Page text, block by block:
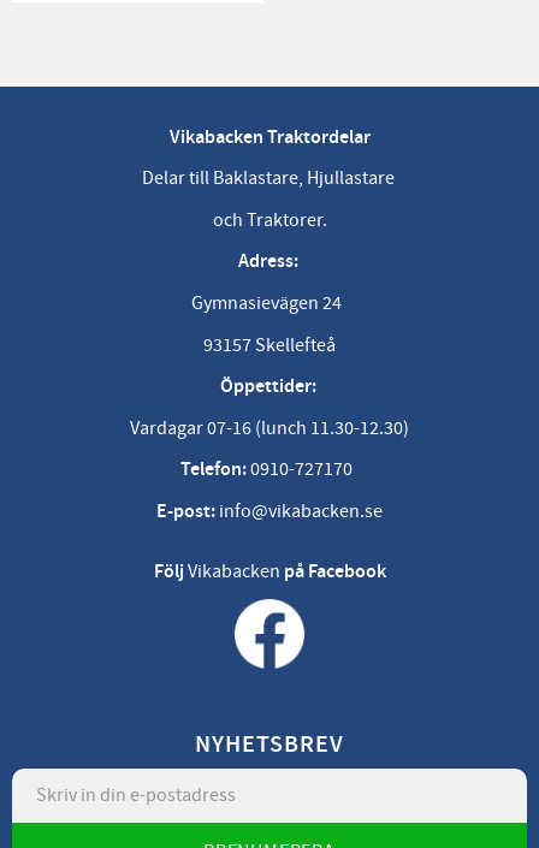
Vikabacken Traktordelar
Delar till Baklastare, Hjullastare
och Traktorer.
Adress:
Gymnasievägen 24
93157 Skellefteå
Öppettider:
Vardagar 07-16 (lunch 11.30-12.30)
Telefon:0910-727170
E-post: info@vikabacken.se
FöljVikabacken på Facebook
NYHETSBREV